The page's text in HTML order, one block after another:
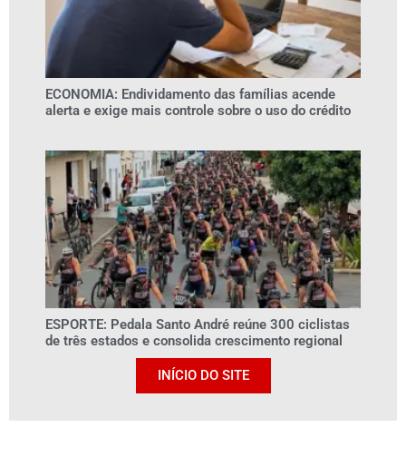
ECONOMIA: Endividamento das famílias acende
alerta e exige mais controle sobre o uso do crédito
ESPORTE: Pedala Santo André reúne 300 ciclistas
de três estados e consolida crescimento regional
INÍCIO DO SITE